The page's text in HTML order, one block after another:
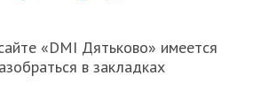
«DMI Дятьково» имеется
в закладках